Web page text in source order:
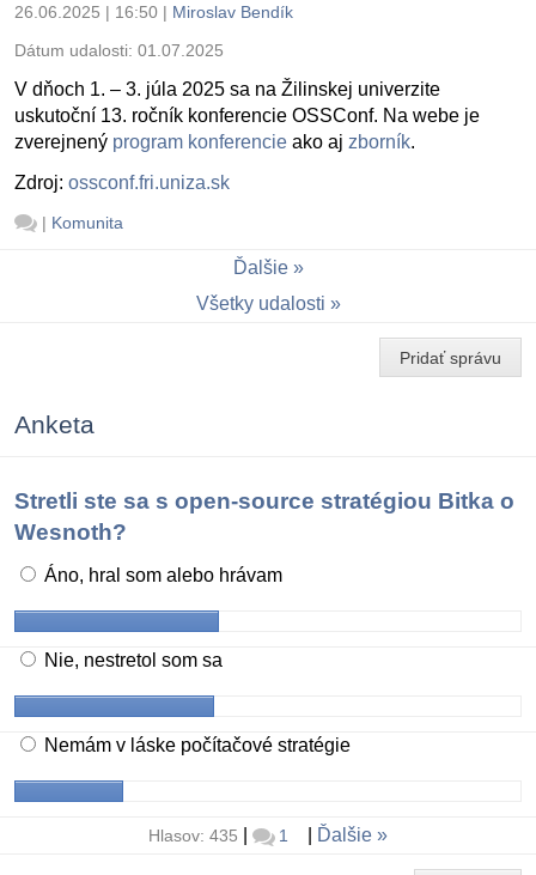
26.06.2025 | 16:50 | Miroslav Bendík
Dátum udalosti: 01.07.2025
V dňoch 1. – 3. júla 2025 sa na Žilinskej univerzite
uskutoční 13. ročník konferencie OSSConf. Na webe je
zverejnený program konferencie ako aj zborník.
Zdroj: ossconf.fri.uniza.sk
| Komunita
Ďalšie
Všetky udalosti
Pridať správu
Anketa
Stretli ste sa s open-source stratégiou Bitka o
Wesnoth?
Áno, hral som alebo hrávam
Nie, nestretol som sa
Nemám v láske počítačové stratégie
Hlasov: 435 1 Ďalšie